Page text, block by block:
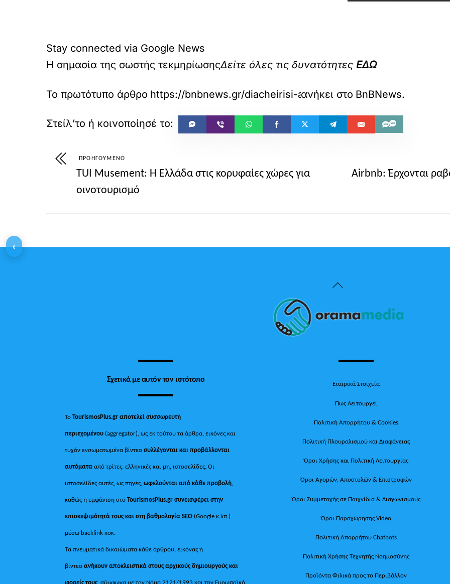
Stay connected via Google News
Η σημασία της σωστής τεκμηρίωσηςΔείτε όλες τις δυνατότητες ΕΔΩ
Το πρωτότυπο άρθρο https://bnbnews.gr/diacheirisi-akiniton/39420/zimies-
ανήκει στο BnBNews.
ΠΡΟΗΓΟΎΜΕΝΟ
TUI Musement: Η Ελλάδα στις κορυφαίες χώρες για
οινοτουρισμό
Airbnb: Έρχονται
Back
Top
Σχετικά με αυτόν τον ιστότοπο
ΤοTourismosPlus.gr αποτελεί συσσωρευτή
περιεχομένου (aggregator), ως εκ τούτου τα άρθρα, εικόνες και
τυχόν ενσωματωμένα βίντεοσυλλέγονται και προβάλλονται
αυτόματααπό τρίτες, ελληνικές και μη, ιστοσελίδες. Οι
ιστοσελίδες αυτές, ως πηγές,ωφελούνται από κάθε προβολή,
καθώς η εμφάνιση στοTourismosPlus.gr συνεισφέρει στην
επισκεψιμότητά τους και στη βαθμολογία SEO (Google κ.λπ.)
μέσω backlink κοκ.
Τα πνευματικά δικαιώματα κάθε άρθρου, εικόνας ή
βίντεοανήκουν αποκλειστικά στους αρχικούς δημιουργούς και
φορείς τους, σύμφωνα με τον Νόμο 2121/1993 και την Ευρωπαϊκή
Εταιρικά Στοιχεία
Πως Λειτουργεί
Πολιτική Απορρήτου & Cookies
Πολιτική Πλουραλισμού και Διαφάνειας
Όροι Χρήσης και Πολιτική Λειτουργίας
Όροι Αγορών, Αποστολών & Επιστροφών
Όροι Συμμετοχής σε Παιχνίδια & Διαγωνισμούς
Όροι Παραχώρησης Video
Πολιτική Απορρήτου Chatbots
Πολιτική Χρήσης Τεχνητής Νοημοσύνης
Προϊόντα Φιλικά προς το Περιβάλλον
‹